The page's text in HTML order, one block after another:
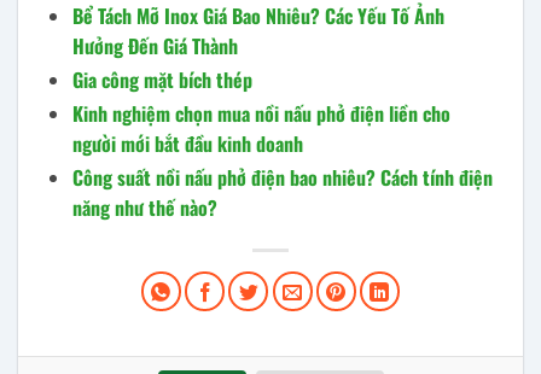
Bể Tách Mỡ Inox Giá Bao Nhiêu? Các Yếu Tố Ảnh
Hưởng Đến Giá Thành
Gia công mặt bích thép
Kinh nghiệm chọn mua nồi nấu phở điện liền cho
người mới bắt đầu kinh doanh
Công suất nồi nấu phở điện bao nhiêu? Cách tính điện
năng như thế nào?